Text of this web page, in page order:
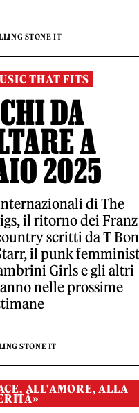
STONE IT
THAT FITS
DA
A
2025
di The
il ritorno dei Franz
scritti da T
il punk
Girls e gli altri
nelle prossime
STONE IT
ALL'AMORE, ALLA